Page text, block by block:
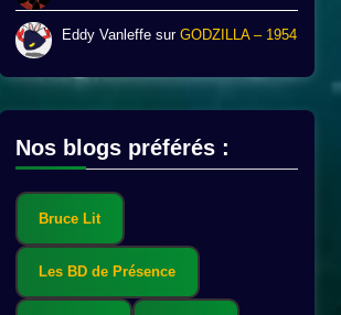
Eddy Vanleffe surGODZILLA – 1954
Nos blogs préférés :
Bruce Lit
Les BD de Présence